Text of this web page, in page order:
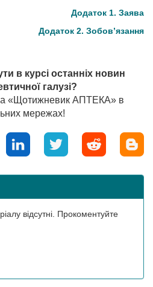
Додаток 1. Заява
Додаток 2. Зобов’язання
в курсі останніх новин
галузі?
«Щотижневик АПТЕКА» в
мережах!
відсутні. Прокоментуйте